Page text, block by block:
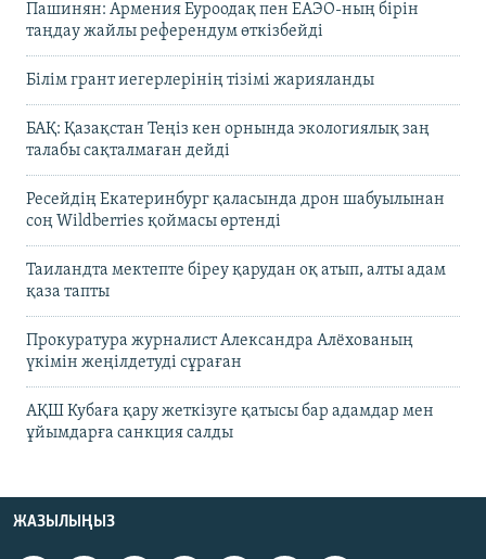
Пашинян: Армения Еуроодақ пен ЕАЭО-ның бірін
таңдау жайлы референдум өткізбейді
Білім грант иегерлерінің тізімі жарияланды
БАҚ: Қазақстан Теңіз кен орнында экологиялық заң
талабы сақталмаған дейді
Ресейдің Екатеринбург қаласында дрон шабуылынан
соң Wildberries қоймасы өртенді
Таиландта мектепте біреу қарудан оқ атып, алты адам
қаза тапты
Прокуратура журналист Александра Алёхованың
үкімін жеңілдетуді сұраған
АҚШ Кубаға қару жеткізуге қатысы бар адамдар мен
ұйымдарға санкция салды
ЖАЗЫЛЫҢЫЗ